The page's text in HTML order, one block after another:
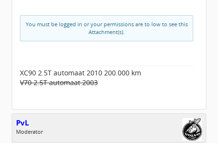
You must be logged in or your permissions are to low to see this
Attachment(s).
XC90 2.5T automaat 2010 200.000 km
V70 2.5T automaat 2003
PvL
Moderator